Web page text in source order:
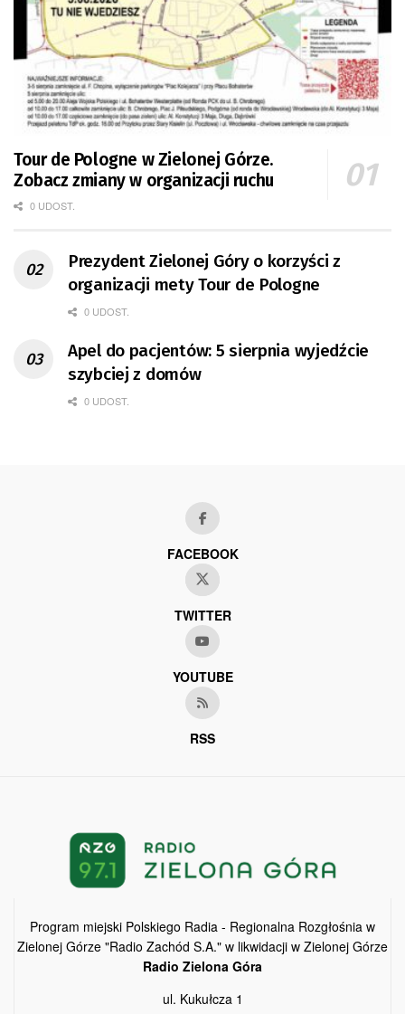
Tour de Pologne w Zielonej Górze.
Zobacz zmiany w organizacji ruchu
0 UDOST.
Prezydent Zielonej Góry o korzyści z
organizacji mety Tour de Pologne
0 UDOST.
Apel do pacjentów: 5 sierpnia wyjedźcie
szybciej z domów
0 UDOST.
FACEBOOK
TWITTER
YOUTUBE
RSS
Program miejski Polskiego Radia - Regionalna Rozgłośnia w
Zielonej Górze "Radio Zachód S.A." w likwidacji w Zielonej Górze
Radio Zielona Góra
ul. Kukułcza 1